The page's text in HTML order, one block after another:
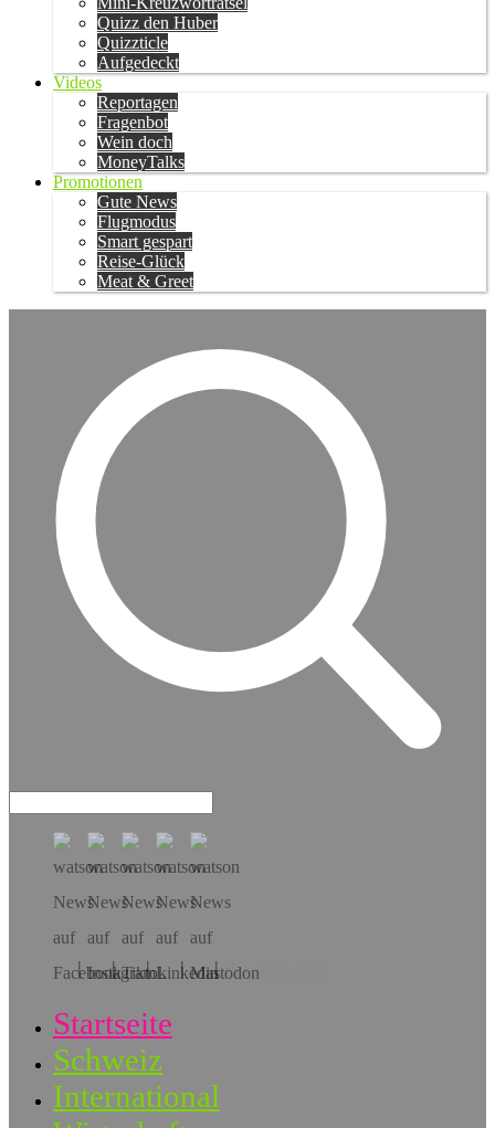
Quizz den Huber
Quizzticle
Aufgedeckt
Videos
Reportagen
Fragenbot
Wein doch
MoneyTalks
Promotionen
Gute News
Flugmodus
Smart gespart
Reise-Glück
Meat & Greet
Hol dir die App!
Startseite
Schweiz
International